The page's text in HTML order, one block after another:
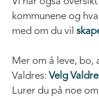
kommunene og
med om du vil
Mer om å leve, bo,
Valdres: Velg
Lurer du på noe